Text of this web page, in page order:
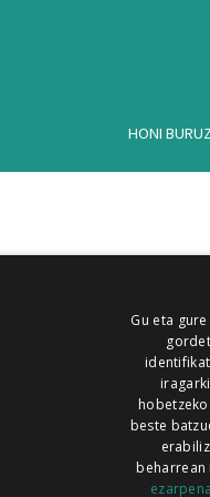
HONI BURUZ
Gu eta
hobetzeko.
beste
beharrean